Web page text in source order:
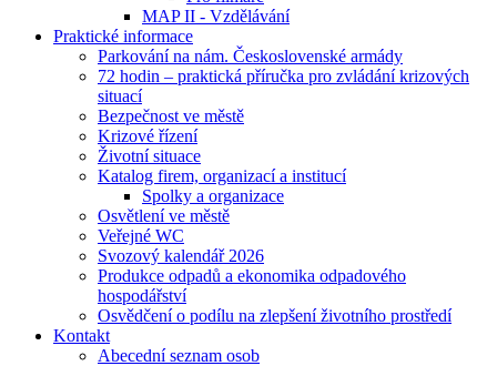
MAP II - Vzdělávání
Praktické informace
Parkování na nám. Československé armády
72 hodin – praktická příručka pro zvládání krizových
situací
Bezpečnost ve městě
Krizové řízení
Životní situace
Katalog firem, organizací a institucí
Spolky a organizace
Osvětlení ve městě
Veřejné WC
Svozový kalendář 2026
Produkce odpadů a ekonomika odpadového
hospodářství
Osvědčení o podílu na zlepšení životního prostředí
Kontakt
Abecední seznam osob